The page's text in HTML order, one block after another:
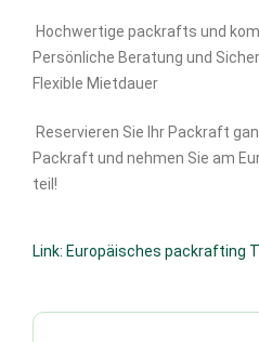
Hochwertige packrafts und
Persönliche Beratung und
Flexible Mietdauer
Reservieren Sie Ihr Packraft
Packraft und nehmen Sie am
teil!
Link: Europäisches packrafting